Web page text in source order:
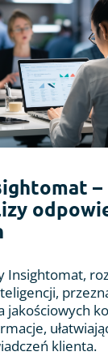
Insightomat,
jakościowych
klienta.